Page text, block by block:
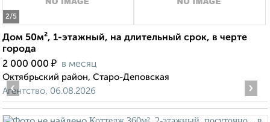
2/5
Дом 50м², 1-этажный, на длительный срок, в черте
города
2 000 000 ₽ в месяц
Октябрьский район, Старо-Деповская
Агентство, 06.08.2026
‹ ›